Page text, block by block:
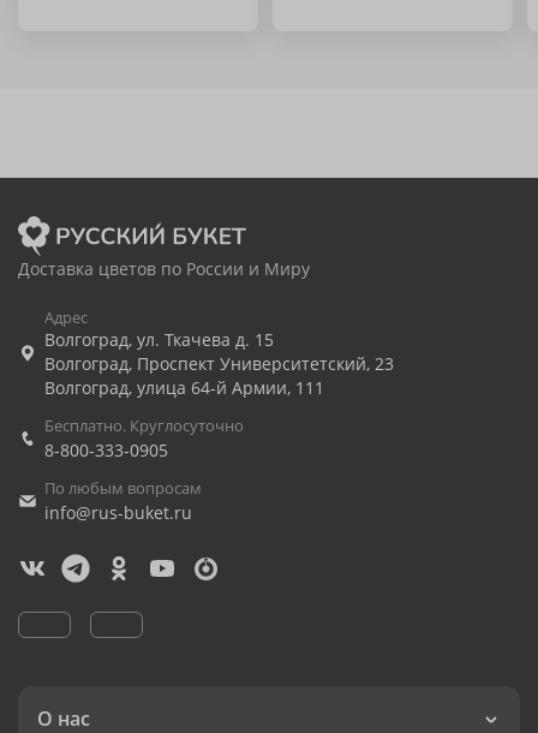
Доставка цветов по России и Миру
Адрес
Волгоград, ул. Ткачева д. 15
Волгоград, Проспект Университетский, 23
Волгоград, улица 64-й Армии, 111
Бесплатно. Круглосуточно
8-800-333-0905
По любым вопросам
info@rus-buket.ru
О нас